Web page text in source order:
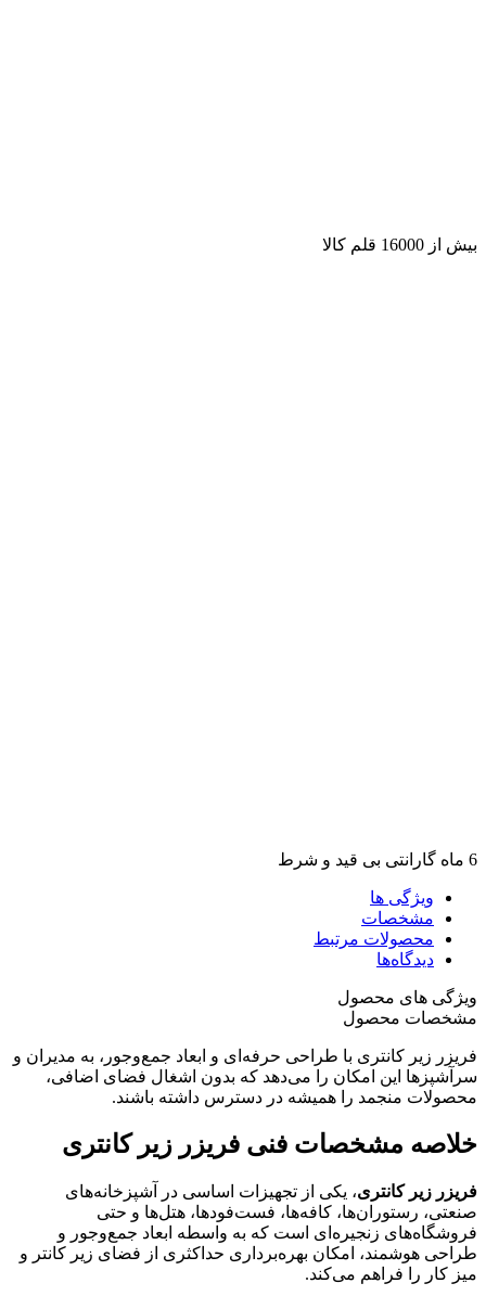
بیش از 16000 قلم کالا
6 ماه گارانتی بی قید و شرط
ویژگی ها
مشخصات
محصولات مرتبط
دیدگاه‌ها
ویژگی های محصول
مشخصات محصول
فریزر زیر کانتری با طراحی حرفه‌ای و ابعاد جمع‌وجور، به مدیران و
سرآشپزها این امکان را می‌دهد که بدون اشغال فضای اضافی،
محصولات منجمد را همیشه در دسترس داشته باشند.
خلاصه مشخصات فنی فریزر زیر کانتری
فریزر زیر کانتری، یکی از تجهیزات اساسی در آشپزخانه‌های
صنعتی، رستوران‌ها، کافه‌ها، فست‌فودها، هتل‌ها و حتی
فروشگاه‌های زنجیره‌ای است که به واسطه ابعاد جمع‌وجور و
طراحی هوشمند، امکان بهره‌برداری حداکثری از فضای زیر کانتر و
میز کار را فراهم می‌کند.